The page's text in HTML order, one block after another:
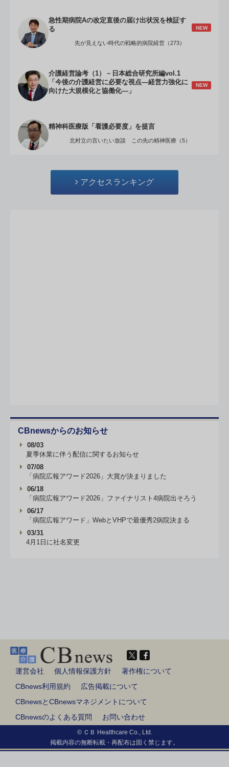
急性期病院Aの改定直後の届け出状況を検証す
る
NEW
先が見えない時代の戦略的病院経営（273）
介護経営論考（1）－日本総合研究所編vol.1
「今後の介護経営に必要な視点―経営力強化に
向けた大規模化と協働化―」
NEW
精神科医療版「看護必要度」を提言
北村立の言いたい放談 この先の精神医療（5）
アクセスランキング
CBnewsからのお知らせ
08/03
夏季休業に伴う配信に関するお知らせ
07/08
「病院広報アワード2026」大賞が決まりました
06/18
「病院広報アワード2026」ファイナリスト4病院出そろう
06/17
「病院広報アワード」WebとVHPで最優秀2病院決まる
03/31
4月1日に社名変更
運営会社 個人情報保護方針
著作権について
CBnews利用規約
広告掲載について
CBnewsとCBnewsマネジメントについて
CBnewsのよくある質問
お問い合わせ
© ＣＢ Healthcare Co., Ltd.
掲載内容の無断転載・再配布は固く禁じます。